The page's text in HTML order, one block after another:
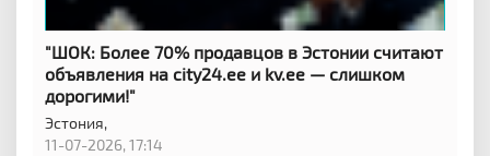
"ШОК: Более 70% продавцов в Эстонии считают
объявления на city24.ee и kv.ee — слишком
дорогими!"
Эстония,
11-07-2026, 17:14